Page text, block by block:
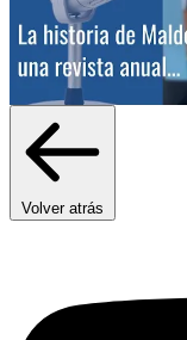
Volver atrás